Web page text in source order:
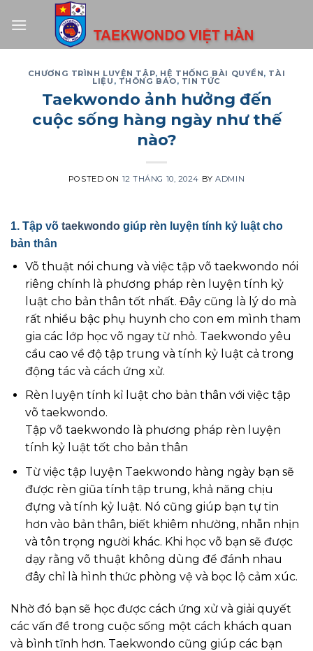
CHƯƠNG TRÌNH LUYỆN TẬP, HỆ THỐNG BÀI QUYỀN, TÀI
LIỆU , THÔNG BÁO, TIN TỨC
Taekwondo ảnh hưởng đến
cuộc sống hàng ngày như thế
nào?
POSTED ON 12 THÁNG 10, 2024 BYADMIN
1. Tập võ taekwondo giúp rèn luyện tính kỷ luật cho
bản thân
Võ thuật nói chung và việc tập võ taekwondo nói
riêng chính là phương pháp rèn luyện tính kỷ
luật cho bản thân tốt nhất. Đây cũng là lý do mà
rất nhiều bậc phụ huynh cho con em mình tham
gia các lớp học võ ngay từ nhỏ. Taekwondo yêu
cầu cao về độ tập trung và tính kỷ luật cả trong
động tác và cách ứng xử.
Rèn luyện tính kỉ luật cho bản thân với việc tập
võ taekwondo.
Tập võ taekwondo là phương pháp rèn luyện
tính kỷ luật tốt cho bản thân
Từ việc tập luyện Taekwondo hàng ngày bạn sẽ
được rèn giũa tính tập trung, khả năng chịu
đựng và tính kỷ luật. Nó cũng giúp bạn tự tin
hơn vào bản thân, biết khiêm nhường, nhẫn nhịn
và tôn trọng người khác. Khi học võ bạn sẽ được
dạy rằng võ thuật không dùng để đánh nhau
đây chỉ là hình thức phòng vệ và bọc lộ cảm xúc.
Nhờ đó bạn sẽ học được cách ứng xử và giải quyết
các vấn đề trong cuộc sống một cách khách quan
và bình tĩnh hơn. Taekwondo cũng giúp các bạn